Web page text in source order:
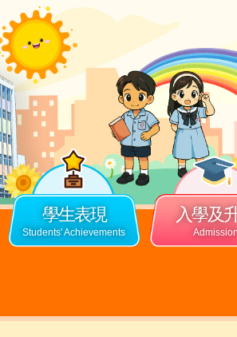
學生表現 入學及